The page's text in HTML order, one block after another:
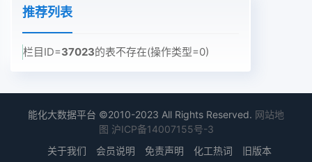
推荐列表
栏目ID=37023的表不存在(操作类型=0)
能化大数据平台 ©2010-2023 All Rights Reserved. 网站地
图 沪ICP备14007155号-3
关于我们
会员说明 免责声明 化工热词 旧版本